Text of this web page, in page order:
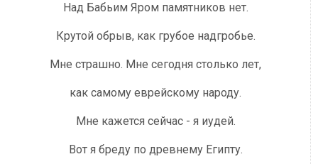
Над Бабьим Яром памятников нет.
Крутой обрыв, как грубое надгробье.
Мне страшно. Мне сегодня столько лет,
как самому еврейскому народу.
Мне кажется сейчас - я иудей.
Вот я бреду по древнему Египту.